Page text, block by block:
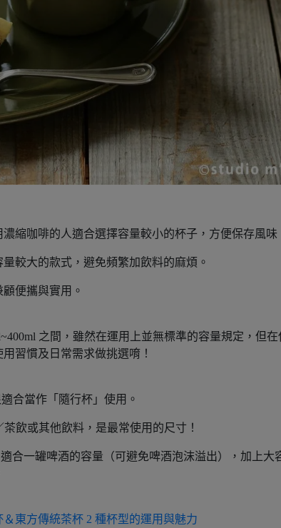
縮咖啡的人適合選擇容量較小的杯子，方便保存風味
較大的款式，避免頻繁加飲料的麻煩。
便攜與實用。
之間，雖然在運用上並無標準的容量規定，但在
習慣及日常需求做挑選唷！
合當作「隨行杯」使用。
飲或其他飲料，是最常使用的尺寸！
合一罐啤酒的容量（可避免啤酒泡沫溢出），加上大
東方傳統茶杯 2 種杯型的運用與魅力